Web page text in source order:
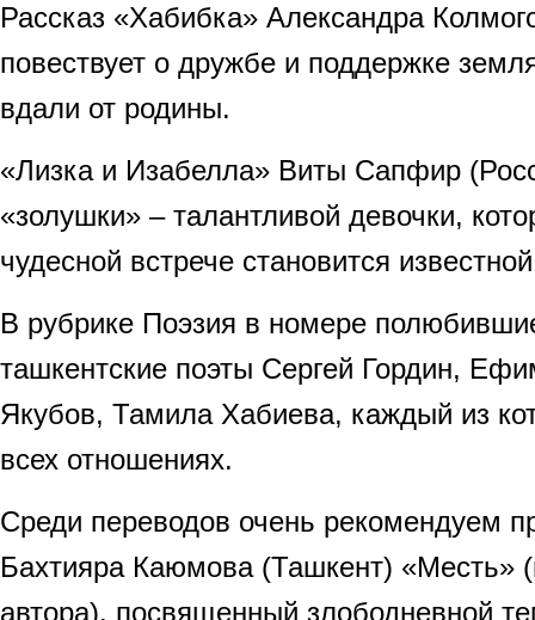
Рассказ «Хабибка» Александра
повествует о дружбе и поддержке
вдали от родины.
«Лизка и Изабелла» Виты Сапфир
«золушки» – талантливой девочки,
чудесной встрече становится
В рубрике Поэзия в номере
ташкентские поэты Сергей Гордин,
Якубов, Тамила Хабиева, каждый из
всех отношениях.
Среди переводов очень рекомендуем
Бахтияра Каюмова (Ташкент) «Месть»
автора), посвященный злободневной